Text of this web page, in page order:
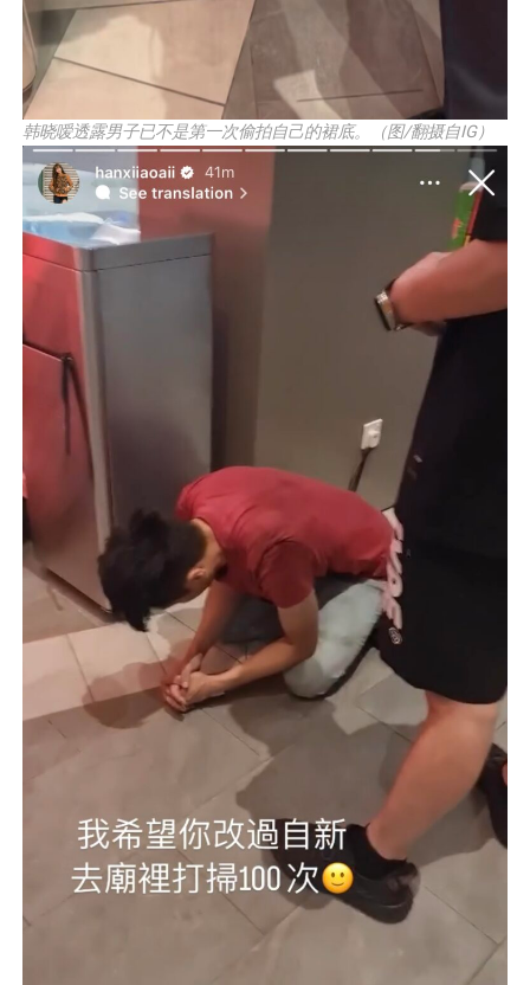
韩晓嗳透露男子已不是第一次偷拍自己的裙底。（图/翻摄自IG）